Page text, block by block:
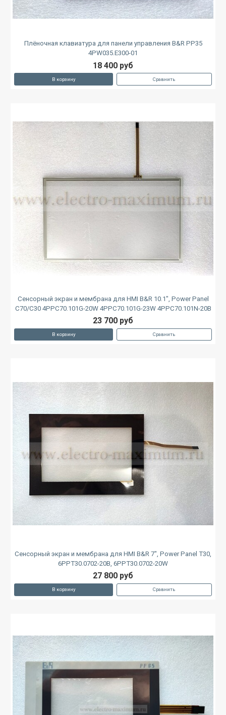
Плёночная клавиатура для панели управления B&R PP35
4PW035.E300-01
18 400 руб
В корзину Сравнить
Сенсорный экран и мембрана для HMI B&R 10.1", Power Panel
C70/C30 4PPC70.101G-20W 4PPC70.101G-23W 4PPC70.101N-20B
23 700 руб
В корзину Сравнить
Сенсорный экран и мембрана для HMI B&R 7", Power Panel T30,
6PPT30.0702-20B, 6PPT30.0702-20W
27 800 руб
В корзину Сравнить